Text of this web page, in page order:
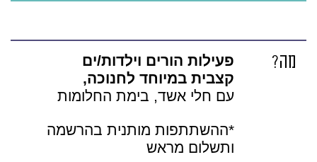
מה?
פעילות הורים וילדות/ים
קצבית במיוחד לחנוכה,
עם חלי אשד, בימת החלומות
*ההשתתפות מותנית בהרשמה
ותשלום מראש